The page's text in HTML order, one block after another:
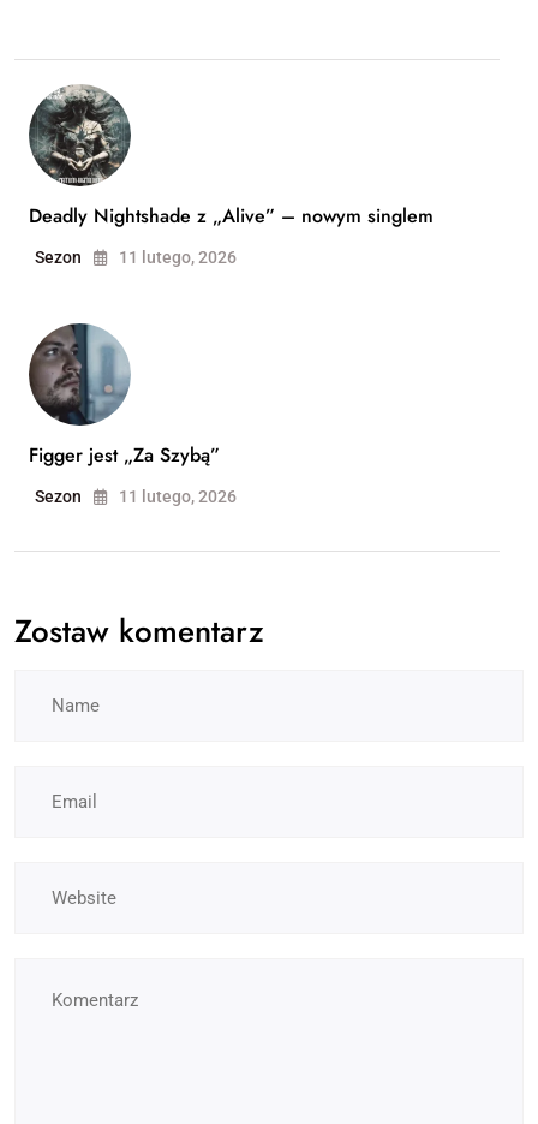
Deadly Nightshade z „Alive” – nowym singlem
Sezon 11 lutego, 2026
Figger jest „Za Szybą”
Sezon 11 lutego, 2026
Zostaw komentarz